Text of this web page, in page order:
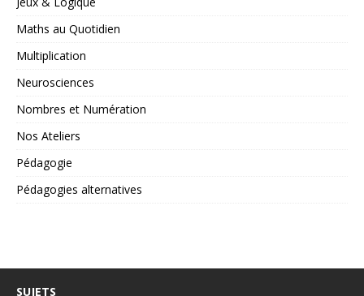
Maths au Quotidien
Multiplication
Neurosciences
Nombres et Numération
Nos Ateliers
Pédagogie
Pédagogies alternatives
SUJETS